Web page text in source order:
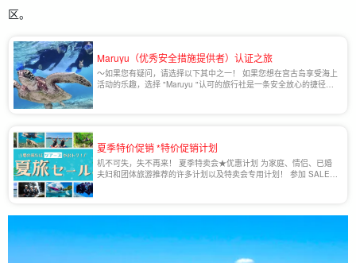
区。
Maruyu（优秀安全措施提供者）认证之旅
～如果您有疑问，请选择以下其中之一！ 如果您想在宫古岛享受海上
活动的乐趣，选择 "Maruyu "认可的旅行社是一条安全放心的捷径。
夏季特价促销 *特价促销计划
机不可失，失不再来！ 夏季特卖会★优惠计划 为家庭、情侣、已婚
夫妇和团体旅游推荐的许多计划以及特卖会专用计划！ 参加 SALE